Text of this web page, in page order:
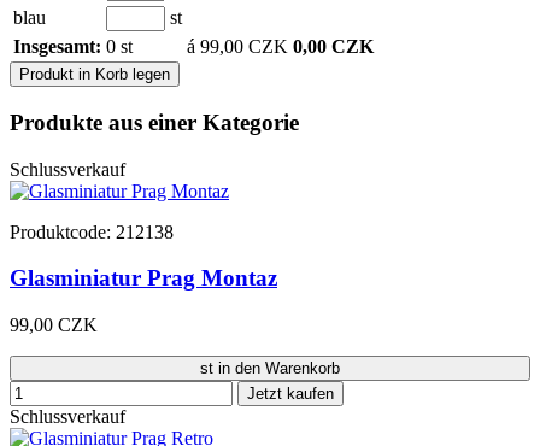
blau
st
Insgesamt: 0 st á 99,00 CZK 0,00 CZK
Produkt in Korb legen
Produkte aus einer Kategorie
Schlussverkauf
Produktcode: 212138
Glasminiatur Prag Montaz
99,00 CZK
st in den Warenkorb
Jetzt kaufen
Schlussverkauf